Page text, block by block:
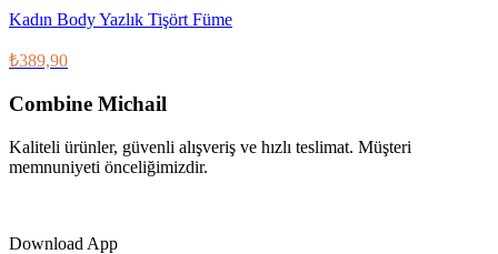
Kadın Body Yazlık Tişört Füme
₺389,90
Combine Michail
Kaliteli ürünler, güvenli alışveriş ve hızlı teslimat. Müşteri
memnuniyeti önceliğimizdir.
Download App